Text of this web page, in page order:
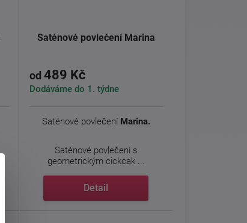
Saténové povlečení Marina
od 489 Kč
Dodáváme do 1. týdne
Saténové povlečení Marina.
Saténové povlečení s
geometrickým cickcak ...
Detail